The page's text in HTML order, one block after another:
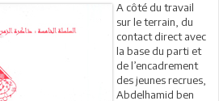
A côté du travail
sur le terrain, du
contact direct avec
la base du parti et
de l’encadrement
des jeunes recrues,
Abdelhamid ben